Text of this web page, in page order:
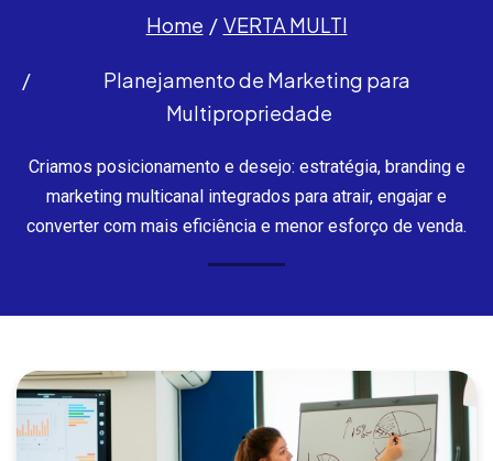
Home VERTA MULTI
Planejamento de Marketing para
Multipropriedade
Criamos posicionamento e desejo: estratégia, branding e
marketing multicanal integrados para atrair, engajar e
converter com mais eficiência e menor esforço de venda.